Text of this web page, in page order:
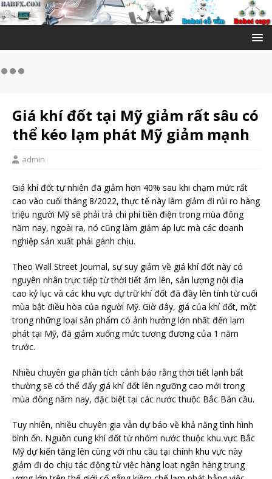
Giá khí đốt tại Mỹ giảm rất sâu có
thể kéo lạm phát Mỹ giảm mạnh
admin
Giá khí đốt tự nhiên đã giảm hơn 40% sau khi chạm mức rất
cao vào cuối tháng 8/2022, thực tế này làm giảm đi rủi ro hàng
triệu người Mỹ sẽ phải trả chi phí tiền điện trong mùa đông
năm nay, ngoài ra, nó cũng làm giảm áp lực mà các doanh
nghiệp sản xuất phải gánh chịu.
Theo Wall Street Journal, sự suy giảm về giá khí đốt này có
nguyên nhân trực tiếp từ thời tiết ấm lên, sản lượng nội địa
cao kỷ lục và các khu vực dự trữ khí đốt đã đầy lên tính từ cuối
mùa bật điều hòa của người Mỹ. Giờ đây, giá của khí đốt, một
trong những loại sản phẩm có ảnh hưởng lớn nhất đến lạm
phát tại Mỹ, đã giảm xuống mức tương đương của 1 năm
trước.
Nhiều chuyên gia phân tích cảnh báo rằng thời tiết lạnh bất
thường sẽ có thể đẩy giá khí đốt lên ngưỡng cao mới trong
mùa đông năm nay, đặc biệt tại các nước thuộc Bắc Bán cầu.
Tuy nhiên, nhiều chuyên gia vẫn dự báo về khả năng tình hình
bình ổn. Nguồn cung khí đốt từ nhóm nước thuộc khu vực Bắc
Mỹ dự kiến tăng lên cùng với nhu cầu tại chính khu vực này
giảm đi do chịu tác động từ việc hàng loạt ngân hàng trung